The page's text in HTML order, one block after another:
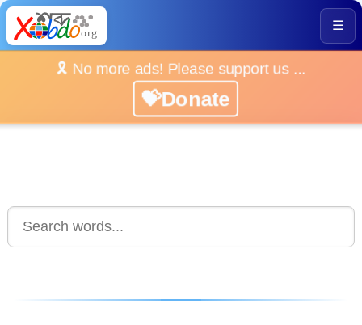
☰
🎗️ No more ads! Please support us ...
💝Donate